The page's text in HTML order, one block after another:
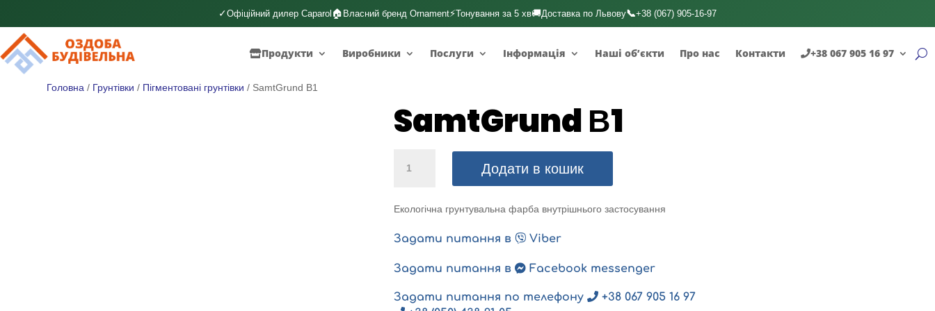
✓Офіційний дилер Caparol 🏠 Власний бренд Ornament⚡Тонування за 5 хв🚚Доставка по Львову📞+38 (067) 905-16-97
Продукти Виробники Послуги Інформація Наші об’єкти Про нас Контакти +38 067 905 16 97
Головна / Грунтівки / Пігментовані грунтівки / SamtGrund В1
SamtGrund В1
SamtGrund
В1
Додати в кошик
Екологічна грунтувальна фарба внутрішнього застосування
Задати питання в Viber
Задати питання в Facebook messenger
Задати питання по телефону
+38 067 905 16 97